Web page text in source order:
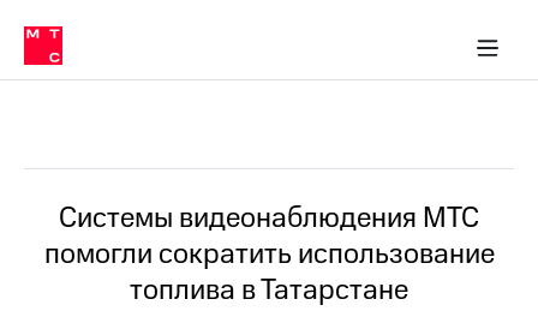
Медиа-центр
и акционерам
Устойчивое развитие
Комплаенс и деловая этика
компании
Карьера
История
компании
Руководство
в МТС
Пресс-
релизы
МТС
о технологиях
Системы видеонаблюдения МТС
помогли сократить использование
топлива в Татарстане